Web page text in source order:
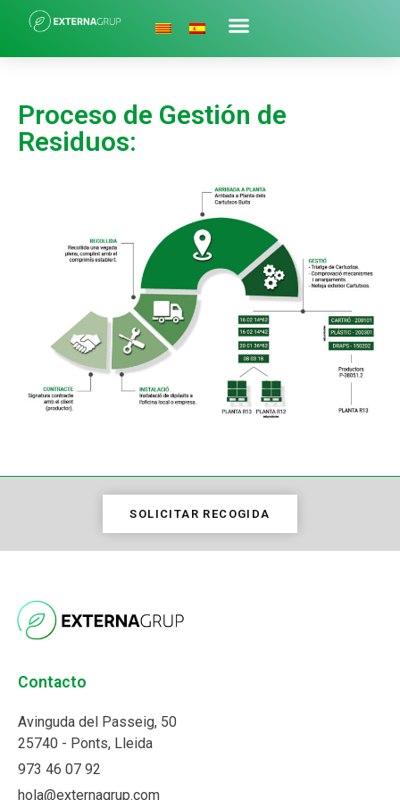
Proceso de Gestión de
Residuos:
SOLICITAR RECOGIDA
Contacto
Avinguda del Passeig, 50
25740 - Ponts, Lleida
973 46 07 92
hola@externagrup.com